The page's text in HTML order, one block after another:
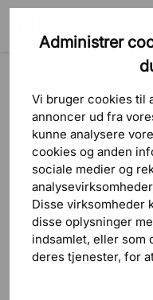
Administrer
Vi bruger cookies til
annoncer ud fra
kunne analysere
cookies og anden
sociale medier og
Disse virksomheder
disse oplysninger
indsamlet, eller som
deres tjenester, for
Ståborde